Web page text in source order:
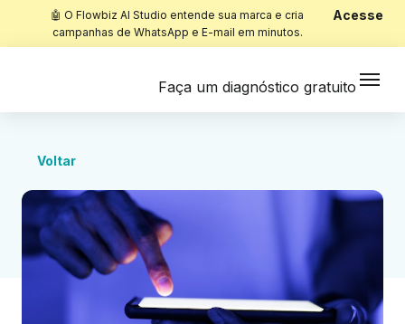
🤖 O Flowbiz AI Studio entende sua marca e cria
campanhas de WhatsApp e E-mail em minutos.
Acesse
Faça um diagnóstico gratuito
Voltar